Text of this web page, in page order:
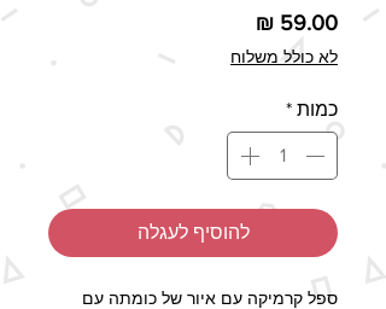
לא כולל משלוח
כמות *
להוסיף לעגלה
ספל קרמיקה עם איור של כומתה עם